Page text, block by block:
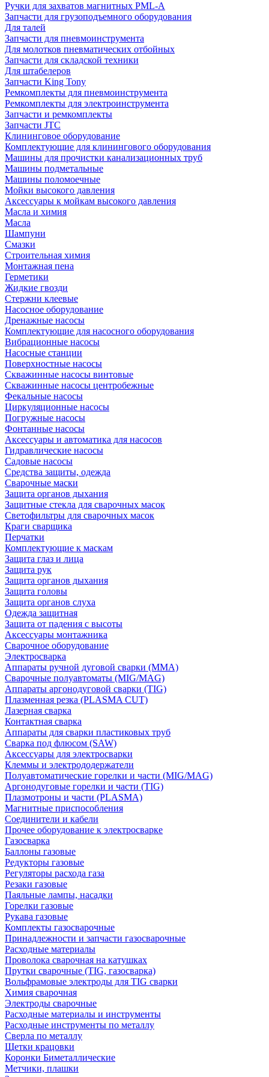
Ручки для захватов магнитных PML-A
Запчасти для грузоподъемного оборудования
Для талей
Запчасти для пневмоинструмента
Для молотков пневматических отбойных
Запчасти для складской техники
Для штабелеров
Запчасти King Tony
Ремкомплекты для пневмоинструмента
Ремкомплекты для электроинструмента
Запчасти и ремкомплекты
Запчасти JTC
Клининговое оборудование
Комплектующие для клинингового оборудования
Машины для прочистки канализационных труб
Машины подметальные
Машины поломоечные
Мойки высокого давления
Аксессуары к мойкам высокого давления
Масла и химия
Масла
Шампуни
Смазки
Строительная химия
Монтажная пена
Герметики
Жидкие гвозди
Стержни клеевые
Насосное оборудование
Дренажные насосы
Комплектующие для насосного оборудования
Вибрационные насосы
Насосные станции
Поверхностные насосы
Скважинные насосы винтовые
Скважинные насосы центробежные
Фекальные насосы
Циркуляционные насосы
Погружные насосы
Фонтанные насосы
Аксессуары и автоматика для насосов
Гидравлические насосы
Садовые насосы
Средства защиты, одежда
Сварочные маски
Защита органов дыхания
Защитные стекла для сварочных масок
Светофильтры для сварочных масок
Краги сварщика
Перчатки
Комплектующие к маскам
Защита глаз и лица
Защита рук
Защита органов дыхания
Защита головы
Защита органов слуха
Одежда защитная
Защита от падения с высоты
Аксессуары монтажника
Сварочное оборудование
Электросварка
Аппараты ручной дуговой сварки (MMA)
Сварочные полуавтоматы (MIG/MAG)
Аппараты аргонодуговой сварки (TIG)
Плазменная резка (PLASMA CUT)
Лазерная сварка
Контактная сварка
Аппараты для сварки пластиковых труб
Сварка под флюсом (SAW)
Аксессуары для электросварки
Клеммы и электрододержатели
Полуавтоматические горелки и части (MIG/MAG)
Аргонодуговые горелки и части (TIG)
Плазмотроны и части (PLASMA)
Магнитные приспособления
Соединители и кабели
Прочее оборудование к электросварке
Газосварка
Баллоны газовые
Редукторы газовые
Регуляторы расхода газа
Резаки газовые
Паяльные лампы, насадки
Горелки газовые
Рукава газовые
Комплекты газосварочные
Принадлежности и запчасти газосварочные
Расходные материалы
Проволока сварочная на катушках
Прутки сварочные (TIG, газосварка)
Вольфрамовые электроды для TIG сварки
Химия сварочная
Электроды сварочные
Расходные материалы и инструменты
Расходные инструменты по металлу
Сверла по металлу
Щетки крацовки
Коронки Биметаллические
Метчики, плашки